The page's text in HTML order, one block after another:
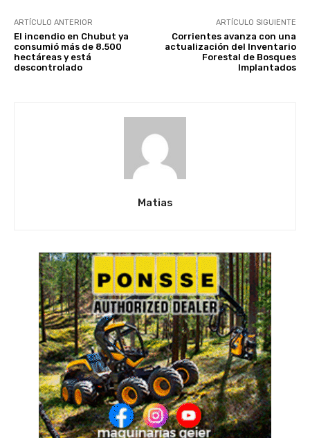
ARTÍCULO ANTERIOR
El incendio en Chubut ya
consumió más de 8.500
hectáreas y está
descontrolado
ARTÍCULO SIGUIENTE
Corrientes avanza con una
actualización del Inventario
Forestal de Bosques
Implantados
Matias